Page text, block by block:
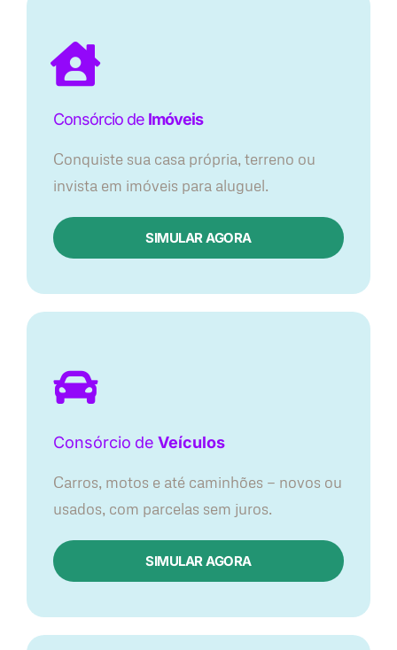
Consórcio de Imóveis
Conquiste sua casa própria, terreno ou
invista em imóveis para aluguel.
SIMULAR AGORA​
Consórcio de Veículos
Carros, motos e até caminhões — novos ou
usados, com parcelas sem juros.
SIMULAR AGORA